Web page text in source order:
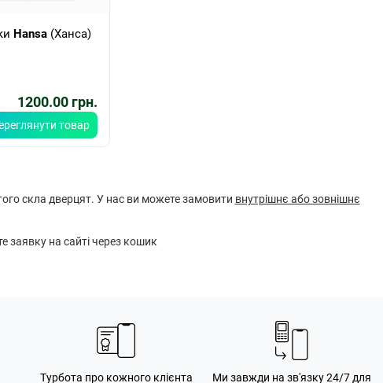
Hansa (Ханса)
1200.00 грн.
товар
скла дверцят. У нас ви можете замовити внутрішнє або зовнішнє
на сайті через кошик
Турбота про кожного клієнта
Ми завжди на зв'язку 24/7 для